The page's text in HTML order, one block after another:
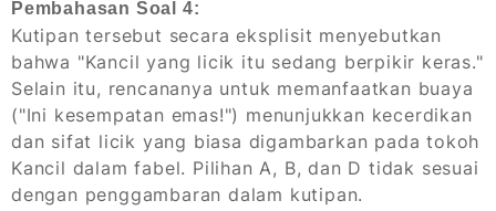
Pembahasan Soal 4:
Kutipan tersebut secara eksplisit menyebutkan
bahwa "Kancil yang licik itu sedang berpikir keras."
Selain itu, rencananya untuk memanfaatkan buaya
("Ini kesempatan emas!") menunjukkan kecerdikan
dan sifat licik yang biasa digambarkan pada tokoh
Kancil dalam fabel. Pilihan A, B, dan D tidak sesuai
dengan penggambaran dalam kutipan.